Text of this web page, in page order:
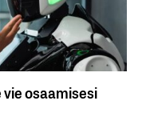
vie osaamisesi